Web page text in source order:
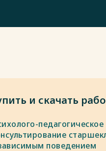
и скачать
педагогическое
поведением